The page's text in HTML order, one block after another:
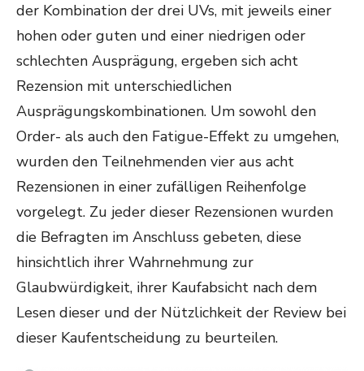
der Kombination der drei UVs, mit jeweils einer
hohen oder guten und einer niedrigen oder
schlechten Ausprägung, ergeben sich acht
Rezension mit unterschiedlichen
Ausprägungskombinationen. Um sowohl den
Order- als auch den Fatigue-Effekt zu umgehen,
wurden den Teilnehmenden vier aus acht
Rezensionen in einer zufälligen Reihenfolge
vorgelegt. Zu jeder dieser Rezensionen wurden
die Befragten im Anschluss gebeten, diese
hinsichtlich ihrer Wahrnehmung zur
Glaubwürdigkeit, ihrer Kaufabsicht nach dem
Lesen dieser und der Nützlichkeit der Review bei
dieser Kaufentscheidung zu beurteilen.